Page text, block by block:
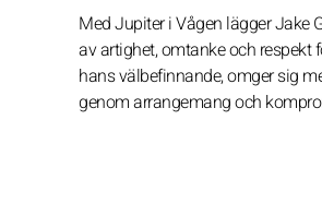
Med Jupiter i Vågen lägger Jake
av artighet, omtanke och
hans välbefinnande, omger sig
genom arrangemang och